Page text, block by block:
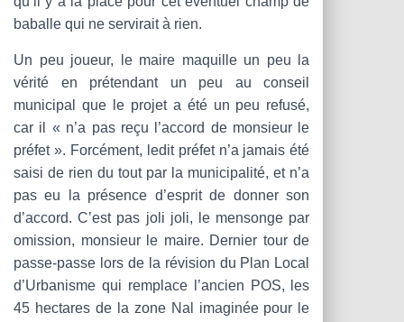
baballe qui ne servirait à rien.
Un peu joueur, le maire maquille un peu la
vérité en prétendant un peu au conseil
municipal que le projet a été un peu refusé,
car il « n’a pas reçu l’accord de monsieur le
préfet ». Forcément, ledit préfet n’a jamais été
saisi de rien du tout par la municipalité, et n’a
pas eu la présence d’esprit de donner son
d’accord. C’est pas joli joli, le mensonge par
omission, monsieur le maire. Dernier tour de
passe-passe lors de la révision du Plan Local
d’Urbanisme qui remplace l’ancien POS, les
45 hectares de la zone Nal imaginée pour le